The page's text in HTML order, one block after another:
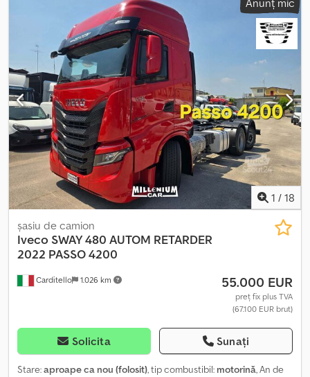
, An de fabricație:2023, Dotări:
ABS, aer condiționat,
program electronic de stabilitate (ESP), sistem de navigație,
încălzitor staționar, * Retarder * ACC (tempomat adaptiv) *
Navigație * Premium Style * Bara farurilor Cjdjyyg D Ajpfx Ag Ejha *
Girofaruri 360° * Lăzi frigorifice * Driving Comfort Plus * TÜV
Oferta noastră este, în general, fără inspecție tehnică/analiză
emisii/revizie tehnică și fără plăcuțe de înmatriculare. Ne rezervăm
dreptul la erori și vânzare intermediară Vizionare doar cu
programare Solicitările prin WhatsApp nu primesc răspuns
1 / 18
Carditello 1.026 km
șasiu de camion
Iveco SWAY 480 AUTOM RETARDER
2022 PASSO 4200
55.000 EUR
preț fix plus TVA
(67.100 EUR brut)
Solicita Sunați
Stare:aproape ca nou (folosit), tip combustibil: motorină, An de